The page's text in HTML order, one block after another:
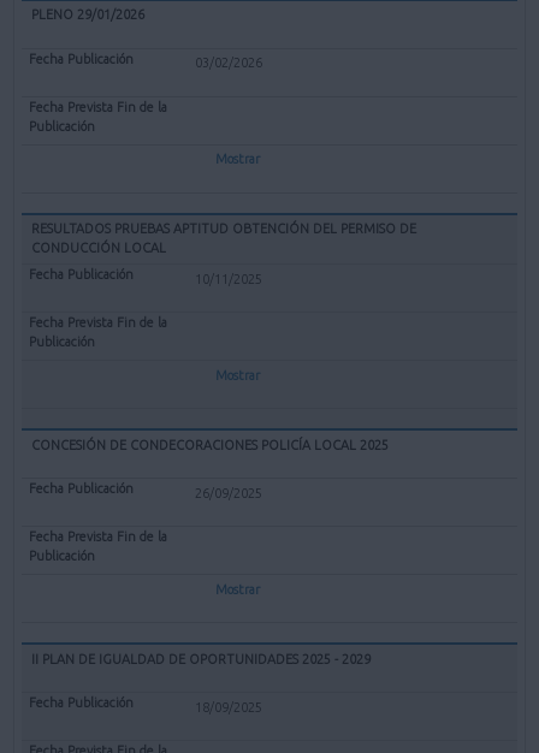
PLENO 29/01/2026
03/02/2026
Mostrar
RESULTADOS PRUEBAS APTITUD OBTENCIÓN DEL PERMISO DE
CONDUCCIÓN LOCAL
10/11/2025
Mostrar
CONCESIÓN DE CONDECORACIONES POLICÍA LOCAL 2025
26/09/2025
Mostrar
II PLAN DE IGUALDAD DE OPORTUNIDADES 2025 - 2029
18/09/2025